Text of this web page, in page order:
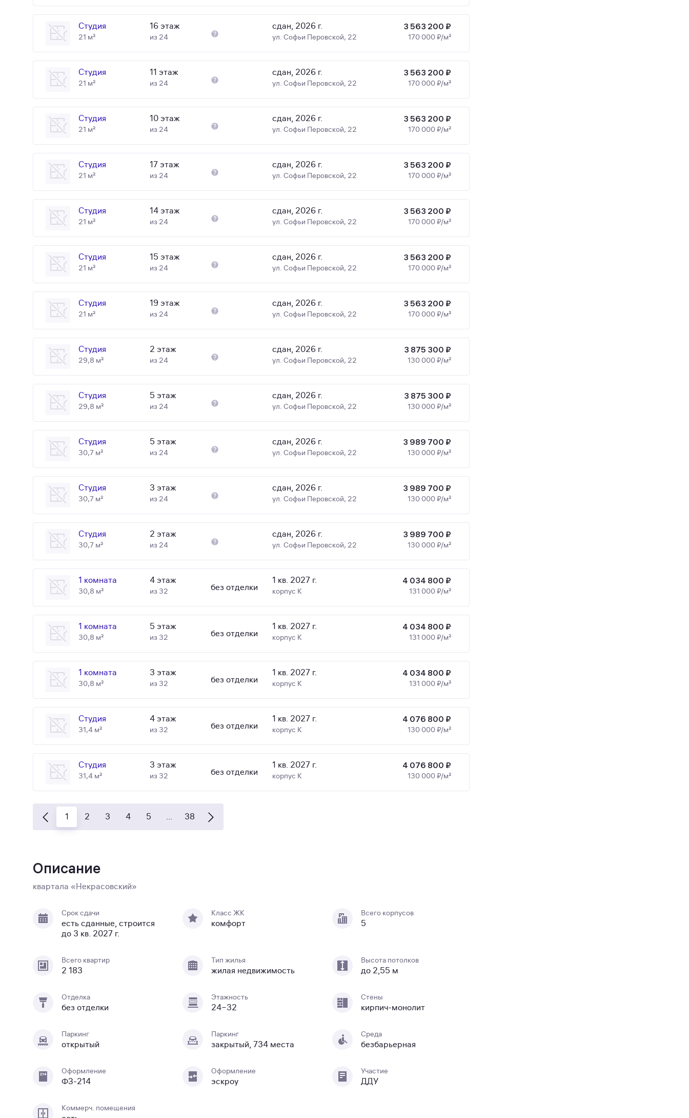
Студия
21 м²
16 этаж
из 24
сдан, 2026 г.
ул. Софьи Перовской, 22
3 563 200 ₽
170 000 ₽/м²
Студия
21 м²
11 этаж
из 24
сдан, 2026 г.
ул. Софьи Перовской, 22
3 563 200 ₽
170 000 ₽/м²
Студия
21 м²
10 этаж
из 24
сдан, 2026 г.
ул. Софьи Перовской, 22
3 563 200 ₽
170 000 ₽/м²
Студия
21 м²
17 этаж
из 24
сдан, 2026 г.
ул. Софьи Перовской, 22
3 563 200 ₽
170 000 ₽/м²
Студия
21 м²
14 этаж
из 24
сдан, 2026 г.
ул. Софьи Перовской, 22
3 563 200 ₽
170 000 ₽/м²
Студия
21 м²
15 этаж
из 24
сдан, 2026 г.
ул. Софьи Перовской, 22
3 563 200 ₽
170 000 ₽/м²
Студия
21 м²
19 этаж
из 24
сдан, 2026 г.
ул. Софьи Перовской, 22
3 563 200 ₽
170 000 ₽/м²
Студия
29,8 м²
2 этаж
из 24
сдан, 2026 г.
ул. Софьи Перовской, 22
3 875 300 ₽
130 000 ₽/м²
Студия
29,8 м²
5 этаж
из 24
сдан, 2026 г.
ул. Софьи Перовской, 22
3 875 300 ₽
130 000 ₽/м²
Студия
30,7 м²
5 этаж
из 24
сдан, 2026 г.
ул. Софьи Перовской, 22
3 989 700 ₽
130 000 ₽/м²
Студия
30,7 м²
3 этаж
из 24
сдан, 2026 г.
ул. Софьи Перовской, 22
3 989 700 ₽
130 000 ₽/м²
Студия
30,7 м²
2 этаж
из 24
сдан, 2026 г.
ул. Софьи Перовской, 22
3 989 700 ₽
130 000 ₽/м²
1 комната
30,8 м²
4 этаж
из 32 без отделки
1 кв. 2027 г.
корпус К
4 034 800 ₽
131 000 ₽/м²
1 комната
30,8 м²
5 этаж
из 32 без отделки
1 кв. 2027 г.
корпус К
4 034 800 ₽
131 000 ₽/м²
1 комната
30,8 м²
3 этаж
из 32 без отделки
1 кв. 2027 г.
корпус К
4 034 800 ₽
131 000 ₽/м²
Студия
31,4 м²
4 этаж
из 32 без отделки
1 кв. 2027 г.
корпус К
4 076 800 ₽
130 000 ₽/м²
Студия
31,4 м²
3 этаж
из 32 без отделки
1 кв. 2027 г.
корпус К
4 076 800 ₽
130 000 ₽/м²
1 2 3 4 5 ... 38
Описание
квартала «Некрасовский»
Срок сдачи
есть сданные, строится
до 3 кв. 2027 г.
Класс ЖК
комфорт
Всего корпусов
5
Всего квартир
2 183
Тип жилья
жилая недвижимость
Высота потолков
до 2,55 м
Отделка
без отделки
Этажность
24−32
Стены
кирпич-монолит
Паркинг
открытый
Паркинг
закрытый, 734 места
Среда
безбарьерная
Оформление
ФЗ-214
Оформление
эскроу
Участие
ДДУ
Коммерч. помещения